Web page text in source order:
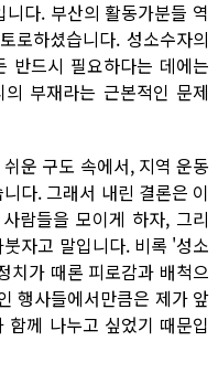
다. 부산의 활동가분들 역
로하셨습니다. 성소수자의
반드시 필요하다는 데에는
부재라는 근본적인 문제
운 구도 속에서, 지역 운동
다. 그래서 내린 결론은 이
람들을 모이게 하자, 그리
자고 말입니다. 비록 '성소
치가 때론 피로감과 배척으
행사들에서만큼은 제가 앞
께 나누고 싶었기 때문입